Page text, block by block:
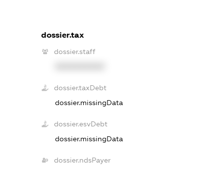
dossier.tax
dossier.staff
dossier.taxDebt
dossier.missingData
dossier.esvDebt
dossier.missingData
dossier.ndsPayer